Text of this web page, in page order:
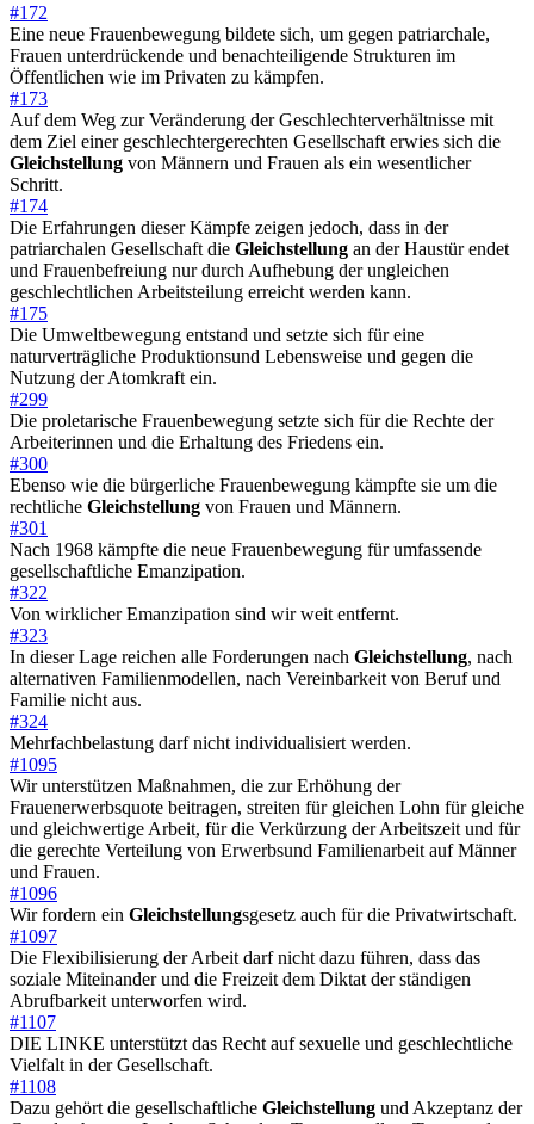
#172
Eine neue Frauenbewegung bildete sich, um gegen patriarchale,
Frauen unterdrückende und benachteiligende Strukturen im
Öffentlichen wie im Privaten zu kämpfen.
#173
Auf dem Weg zur Veränderung der Geschlechterverhältnisse mit
dem Ziel einer geschlechtergerechten Gesellschaft erwies sich die
Gleichstellung von Männern und Frauen als ein wesentlicher
Schritt.
#174
Die Erfahrungen dieser Kämpfe zeigen jedoch, dass in der
patriarchalen Gesellschaft die Gleichstellung an der Haustür endet
und Frauenbefreiung nur durch Aufhebung der ungleichen
geschlechtlichen Arbeitsteilung erreicht werden kann.
#175
Die Umweltbewegung entstand und setzte sich für eine
naturverträgliche Produktionsund Lebensweise und gegen die
Nutzung der Atomkraft ein.
#299
Die proletarische Frauenbewegung setzte sich für die Rechte der
Arbeiterinnen und die Erhaltung des Friedens ein.
#300
Ebenso wie die bürgerliche Frauenbewegung kämpfte sie um die
rechtliche Gleichstellung von Frauen und Männern.
#301
Nach 1968 kämpfte die neue Frauenbewegung für umfassende
gesellschaftliche Emanzipation.
#322
Von wirklicher Emanzipation sind wir weit entfernt.
#323
In dieser Lage reichen alle Forderungen nach Gleichstellung, nach
alternativen Familienmodellen, nach Vereinbarkeit von Beruf und
Familie nicht aus.
#324
Mehrfachbelastung darf nicht individualisiert werden.
#1095
Wir unterstützen Maßnahmen, die zur Erhöhung der
Frauenerwerbsquote beitragen, streiten für gleichen Lohn für gleiche
und gleichwertige Arbeit, für die Verkürzung der Arbeitszeit und für
die gerechte Verteilung von Erwerbsund Familienarbeit auf Männer
und Frauen.
#1096
Wir fordern ein Gleichstellungsgesetz auch für die Privatwirtschaft.
#1097
Die Flexibilisierung der Arbeit darf nicht dazu führen, dass das
soziale Miteinander und die Freizeit dem Diktat der ständigen
Abrufbarkeit unterworfen wird.
#1107
DIE LINKE unterstützt das Recht auf sexuelle und geschlechtliche
Vielfalt in der Gesellschaft.
#1108
Dazu gehört die gesellschaftliche Gleichstellung und Akzeptanz der